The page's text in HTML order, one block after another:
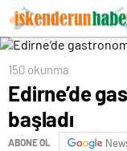
150 okunma
Edirne’de
başladı
ABONE OL
rehavete